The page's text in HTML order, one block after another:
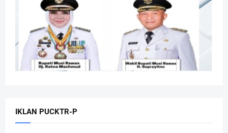
IKLAN PUCKTR-P